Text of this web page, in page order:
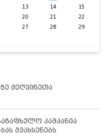
13 14
15
20 21
22
27 28
29
მეღვინეთა
კამპანია
გვახსენებს